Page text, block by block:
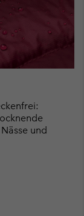
und